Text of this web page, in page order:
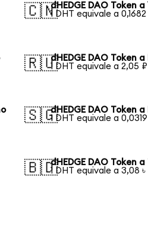
🇨🇳dHEDGE DAO Token
1 DHT equivale a
🇷🇺dHEDGE DAO Token
1 DHT equivale a 2,05 ₽
🇸🇬dHEDGE DAO Token
1 DHT equivale a
🇧🇩dHEDGE DAO Token
1 DHT equivale a 3,08 ৳